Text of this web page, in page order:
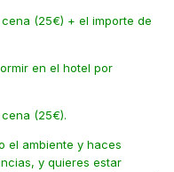
(25€) + el importe de
en el hotel por
(25€).
el ambiente y haces
y quieres estar